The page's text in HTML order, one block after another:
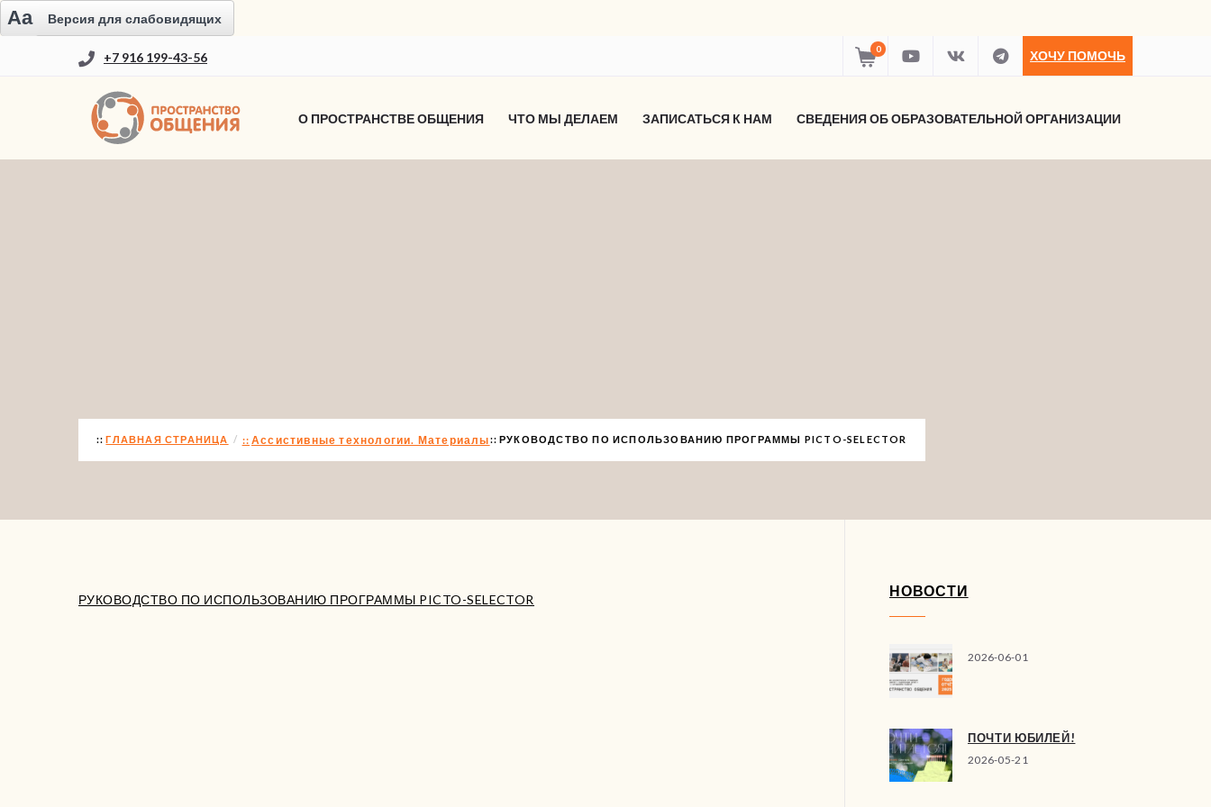
Aa Версия для слабовидящих
+7 916 199-43-56
0 ХОЧУ ПОМОЧЬ
О ПРОСТРАНСТВЕ ОБЩЕНИЯ ЧТО МЫ ДЕЛАЕМ ЗАПИСАТЬСЯ К НАМ СВЕДЕНИЯ ОБ ОБРАЗОВАТЕЛЬНОЙ ОРГАНИЗАЦИИ
ГЛАВНАЯ СТРАНИЦА Ассистивные технологии. Материалы РУКОВОДСТВО ПО ИСПОЛЬЗОВАНИЮ ПРОГРАММЫ PICTO-SELECTOR
РУКОВОДСТВО ПО ИСПОЛЬЗОВАНИЮ ПРОГРАММЫ PICTO-SELECTOR
НОВОСТИ
2026-06-01
ПОЧТИ ЮБИЛЕЙ!
2026-05-21